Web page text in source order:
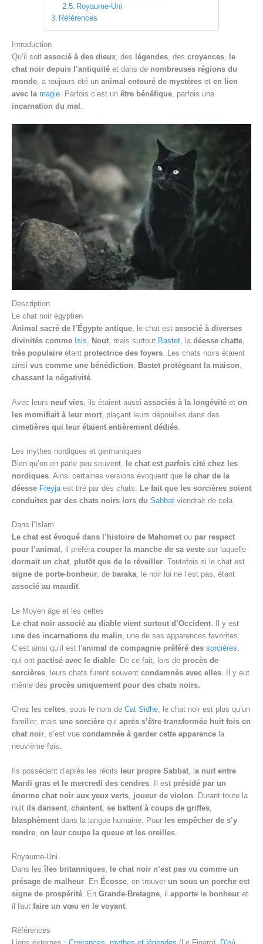
Royaume-Uni
Références
Introduction
Qu’il soit associé à des dieux , des légendes , des croyances
le
chat noir depuis l’antiquité et dans de nombreuses régions du
monde , a toujours été un animal entouré de mystères et en lien
avec la magie . Parfois c’est un être bénéfique , parfois une
incarnation du mal
Description
Le chat noir égyptien
Animal sacré de l’Égypte antique, le chat est associé à diverses
divinités comme Isis, Nout, mais surtout Bastet, la déesse chatte,
très populaire étant protectrice des foyers. Les chats noirs étaient
ainsi vus comme une bénédiction, Bastet protégeant la maison,
chassant la négativité.
Avec leurs neuf vies , ils étaient aussi associés à la longévité et on
les momifiait à leur mort , plaçant leurs dépouilles dans des
cimetières qui leur étaient entièrement dédiés
Les mythes nordiques et germaniques
Bien qu’on en parle peu souvent,
le chat est parfois cité chez les
nordiques . Ainsi certaines versions évoquent que le char de la
déesse Freyja est tiré par des chats.
Le fait que les sorcières soient
conduites par des chats noirs lors du Sabbat viendrait de cela.
Dans l’Islam
Le chat est évoqué dans l’histoire de Mahomet ou par respect
pour l’animal , il préféra couper la manche de sa veste sur laquelle
dormait un chat, plutôt que de le réveiller. Toutefois si le chat est
signe de porte-bonheur, de baraka, le noir lui ne l’est pas, étant
associé au maudit.
Le Moyen âge et les celtes
Le chat noir associé au diable vient surtout d’Occident . Il y est
une des incarnations du malin , une de ses apparences favorites.
C’est ainsi qu’il est l’animal de compagnie préféré des sorcières
qui ont pactisé avec le diable . De ce fait, lors de procès de
sorcières , leurs chats furent souvent condamnés avec elles . Il y eut
même des procès uniquement pour des chats noirs.
Chez les celtes, sous le nom de Cat Sidhe, le chat noir est plus qu’un
familier, mais une sorcière qui après s’être transformée huit fois en
chat noir, s’est vue condamnée à garder cette apparence la
neuvième fois.
Ils possèdent d’après les récits leur propre Sabbat , la nuit entre
Mardi gras et le mercredi des cendres . Il est présidé par un
énorme chat noir aux yeux verts joueur de violon . Durant toute la
nuit ils dansent chantent se battent à coups de griffes
blasphèment dans la langue humaine. Pour les empêcher de s’y
rendre on leur coupe la queue et les oreilles
Royaume-Uni
Dans lesîles britanniques, le chat noir n’est pas vu comme un
présage de malheur. En Écosse, en trouver un sous un porche est
signe de prospérité. En Grande-Bretagne, il apporte le bonheur et
il faut faire un vœu en le voyant.
Références